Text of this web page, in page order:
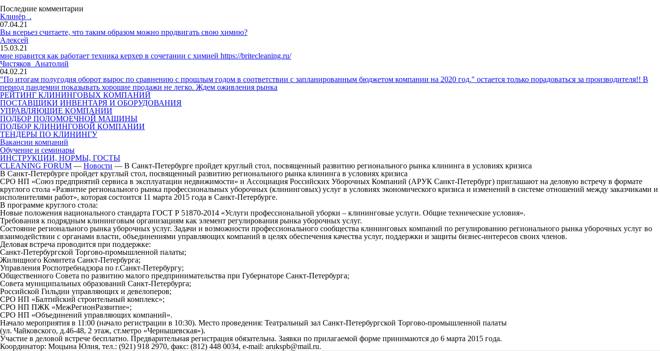
Последние комментарии
Клинёр .
07.04.21
Вы всерьез считаете, что таким образом можно продвигать свою химию?
Алексей
15.03.21
мне нравится как работает техника керхер в сочетании с химией https://britecleaning.ru/
Чистяков Анатолий
04.02.21
"По итогам полугодия оборот вырос по сравнению с прошлым годом в соответствии с запланированным бюджетом компании на 2020 год." остается только порадоваться за производителя!! В
период пандемии показывать хорошие продажи не легко. Ждем оживления рынка
РЕЙТИНГ КЛИНИНГОВЫХ КОМПАНИЙ
ПОСТАВЩИКИ ИНВЕНТАРЯ И ОБОРУДОВАНИЯ
УПРАВЛЯЮЩИЕ КОМПАНИИ
ПОДБОР ПОЛОМОЕЧНОЙ МАШИНЫ
ПОДБОР КЛИНИНГОВОЙ КОМПАНИИ
ТЕНДЕРЫ ПО КЛИНИНГУ
Вакансии компаний
Обучение и семинары
ИНСТРУКЦИИ, НОРМЫ, ГОСТЫ
CLEANING FORUM — Новости — В Санкт-Петербурге пройдет круглый стол, посвященный развитию регионального рынка клининга в условиях кризиса
В Санкт-Петербурге пройдет круглый стол, посвященный развитию регионального рынка клининга в условиях кризиса
СРО НП «Союз предприятий сервиса в эксплуатации недвижимости» и Ассоциация Российских Уборочных Компаний (АРУК Санкт-Петербург) приглашают на деловую встречу в формате
круглого стола «Развитие регионального рынка профессиональных уборочных (клининговых) услуг в условиях экономического кризиса и изменений в системе отношений между заказчиками и
исполнителями работ», которая состоится 11 марта 2015 года в Санкт-Петербурге.
В программе круглого стола:
Новые положения национального стандарта ГОСТ Р 51870-2014 «Услуги профессиональной уборки – клининговые услуги. Общие технические условия».
Требования к подрядным клининговым организациям как элемент регулирования рынка уборочных услуг.
Состояние регионального рынка уборочных услуг. Задачи и возможности профессионального сообщества клининговых компаний по регулированию регионального рынка уборочных услуг во
взаимодействии с органами власти, объединениями управляющих компаний в целях обеспечения качества услуг, поддержки и защиты бизнес-интересов своих членов.
Деловая встреча проводится при поддержке:
Санкт-Петербургской Торгово-промышленной палаты;
Жилищного Комитета Санкт-Петербурга;
Управления Роспотребнадзора по г.Санкт-Петербургу;
Общественного Совета по развитию малого предпринимательства при Губернаторе Санкт-Петербурга;
Совета муниципальных образований Санкт-Петербурга;
Российской Гильдии управляющих и девелоперов;
СРО НП «Балтийский строительный комплекс»;
СРО НП ПЖК «МежРегионРазвитие»;
СРО НП «Объединений управляющих компаний».
Начало мероприятия в 11:00 (начало регистрации в 10:30). Место проведения: Театральный зал Санкт-Петербургской Торгово-промышленной палаты
(ул. Чайковского, д.46-48, 2 этаж, ст.метро «Чернышевская»).
Участие в деловой встрече бесплатно. Предварительная регистрация обязательна. Заявки по прилагаемой форме принимаются до 6 марта 2015 года.
Координатор: Моцына Юлия, тел.: (921) 918 2970, факс: (812) 448 0034, e-mail: arukspb@mail.ru.